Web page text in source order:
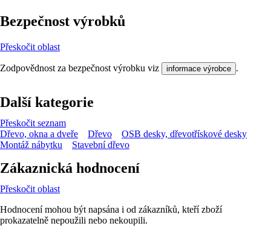
Bezpečnost výrobků
Přeskočit oblast
Zodpovědnost za bezpečnost výrobku viz informace výrobce .
Další kategorie
Přeskočit seznam
Dřevo, okna a dveře
Dřevo
OSB desky, dřevotřískové desky
Montáž nábytku
Stavební dřevo
Zákaznická hodnocení
Přeskočit oblast
Hodnocení mohou být napsána i od zákazníků, kteří zboží
prokazatelně nepoužili nebo nekoupili.